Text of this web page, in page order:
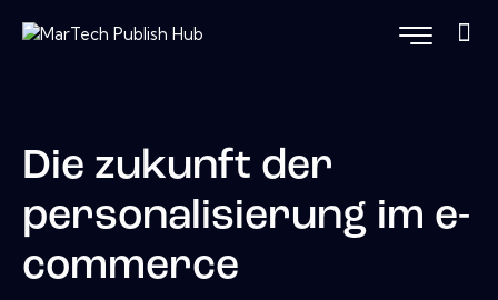
Die zukunft der
personalisierung im e-
commerce